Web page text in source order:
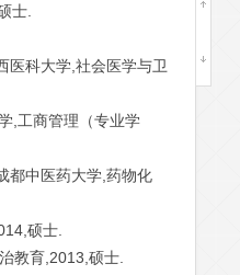
士.
医科大学,社会医学与卫
,工商管理（专业学
都中医药大学,药物化
硕士.
教育,2013,硕士.